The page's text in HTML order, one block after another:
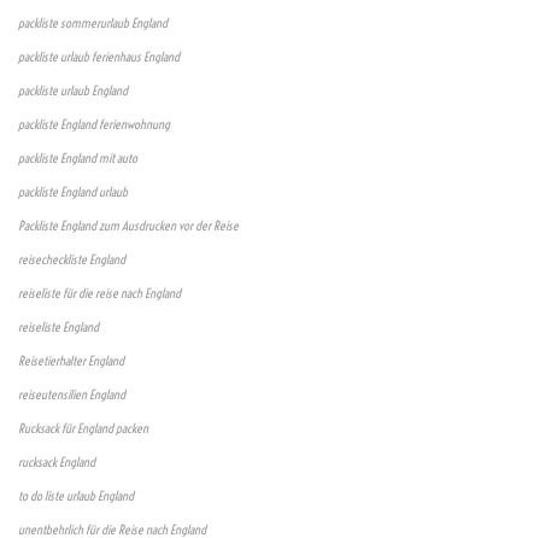
packliste sommerurlaub England
packliste urlaub ferienhaus England
packliste urlaub England
packliste England ferienwohnung
packliste England mit auto
packliste England urlaub
Packliste England zum Ausdrucken vor der Reise
reisecheckliste England
reiseliste für die reise nach England
reiseliste England
Reisetierhalter England
reiseutensilien England
Rucksack für England packen
rucksack England
to do liste urlaub England
unentbehrlich für die Reise nach England